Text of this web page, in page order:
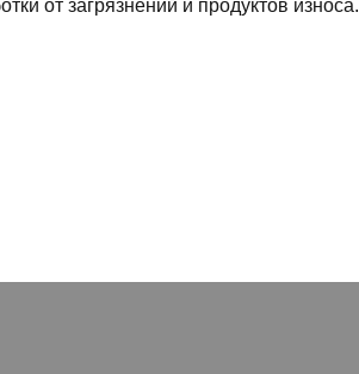
от загрязнений и продуктов износа.